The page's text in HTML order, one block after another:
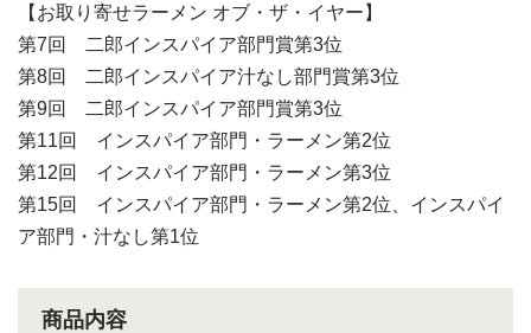
【お取り寄せラーメン オブ・ザ・イヤー】
第7回 二郎インスパイア部門賞第3位
第8回 二郎インスパイア汁なし部門賞第3位
第9回 二郎インスパイア部門賞第3位
第11回 インスパイア部門・ラーメン第2位
第12回 インスパイア部門・ラーメン第3位
第15回 インスパイア部門・ラーメン第2位、インスパイ
ア部門・汁なし第1位
商品内容